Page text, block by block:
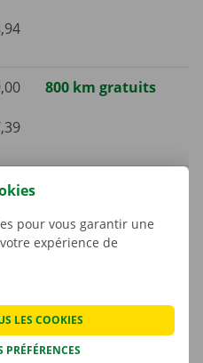
800 km gratuits
pour vous garantir une
expérience de
PRÉFÉRENCES
LES COOKIES